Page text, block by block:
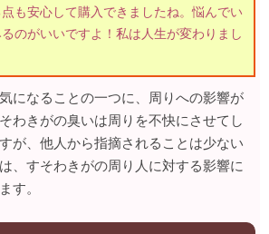
も安心して購入できましたね。悩んでい
のがいいですよ！私は人生が変わりまし
になることの一つに、周りへの影響が
わきがの臭いは周りを不快にさせてし
が、他人から指摘されることは少ない
、すそわきがの周り人に対する影響に
す。